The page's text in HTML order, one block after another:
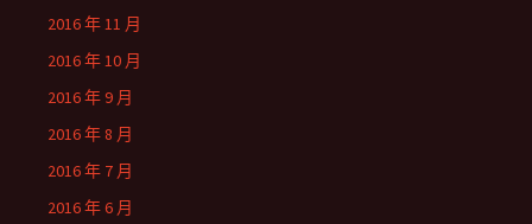
2016 年 11 月
2016 年 10 月
2016 年 9 月
2016 年 8 月
2016 年 7 月
2016 年 6 月